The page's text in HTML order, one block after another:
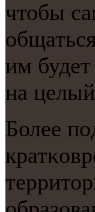
чтобы
им
на
Более